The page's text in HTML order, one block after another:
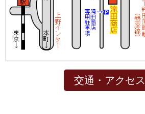
交通・アクセス